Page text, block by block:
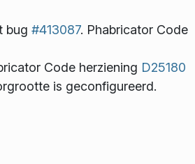
bug #413087. Phabricator Code
Code herziening D25180
is geconfigureerd.